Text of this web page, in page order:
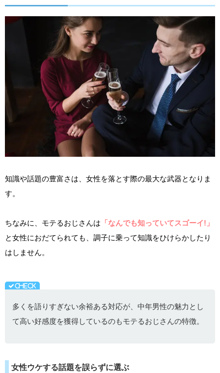
知識や話題の豊富さは、女性を落とす際の最大な武器となりま
す。
ちなみに、モテるおじさんは 「なんでも知っていてスゴーイ!」
と女性におだてられても、調子に乗って知識をひけらかしたり
はしません。
多くを語りすぎない余裕ある対応が、中年男性の魅力とし
て高い好感度を獲得しているのもモテるおじさんの特徴。
女性ウケする話題を誤らずに選ぶ